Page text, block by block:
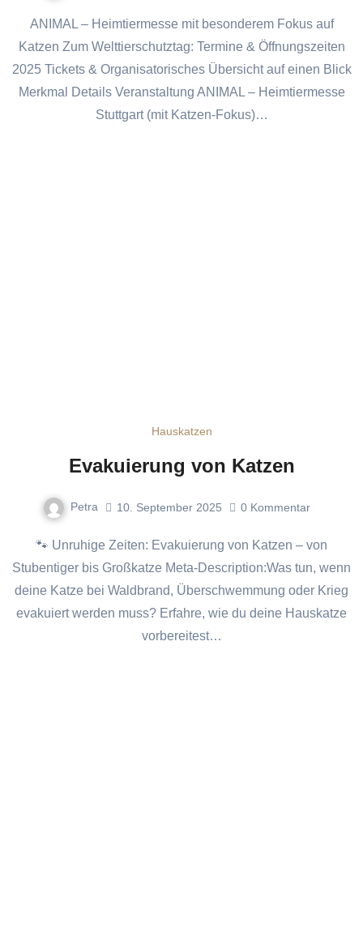
ANIMAL – Heimtiermesse mit besonderem Fokus auf
Katzen Zum Welttierschutztag: Termine & Öffnungszeiten
2025 Tickets & Organisatorisches Übersicht auf einen Blick
Merkmal Details Veranstaltung ANIMAL – Heimtiermesse
Stuttgart (mit Katzen-Fokus)…
Hauskatzen
Evakuierung von Katzen
Petra 10. September 2025 0 Kommentar
🐾 Unruhige Zeiten: Evakuierung von Katzen – von
Stubentiger bis Großkatze Meta-Description:Was tun, wenn
deine Katze bei Waldbrand, Überschwemmung oder Krieg
evakuiert werden muss? Erfahre, wie du deine Hauskatze
vorbereitest…